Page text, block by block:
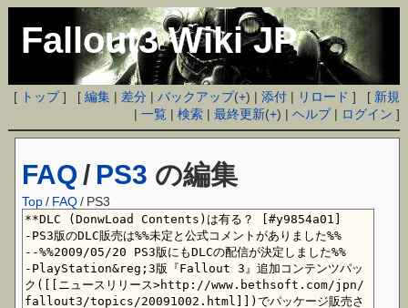
Fallout3 Wiki JP
[ トップ] [編集 | 差分 |バックアップ(+) |添付 | リロード ] [ 新規
|一覧 |検索 |最終更新(+) |ヘルプ| ログイン ]
FAQ / PS3 の編集
Top / FAQ/ PS3